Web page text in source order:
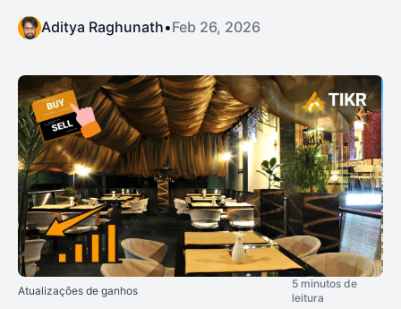
Aditya Raghunath•Feb 26, 2026
Atualizações de ganhos
5 minutos de
leitura